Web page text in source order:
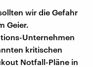
wir die Gefahr
Geier.
Unternehmen
kritischen
Notfall-Pläne in